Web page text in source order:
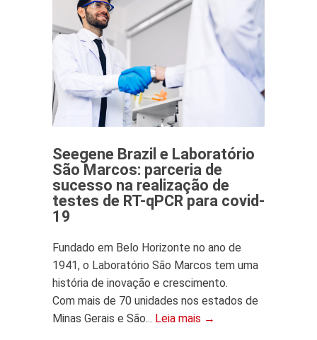
Seegene Brazil e Laboratório
São Marcos: parceria de
sucesso na realização de
testes de RT-qPCR para covid-
19
Fundado em Belo Horizonte no ano de
1941, o Laboratório São Marcos tem uma
história de inovação e crescimento.
Com mais de 70 unidades nos estados de
Minas Gerais e São... Leia mais →